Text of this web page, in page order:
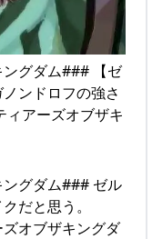
グダム### 【ゼ
ンドロフの強さ
ィアーズオブザキ
グダム### ゼル
だと思う。
オブザキングダ